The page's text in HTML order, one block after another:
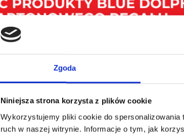
Zgoda
Niniejsza strona korzysta z plików cookie
Wykorzystujemy pliki cookie do
ruch w naszej witrynie. Informacje o tym, jak